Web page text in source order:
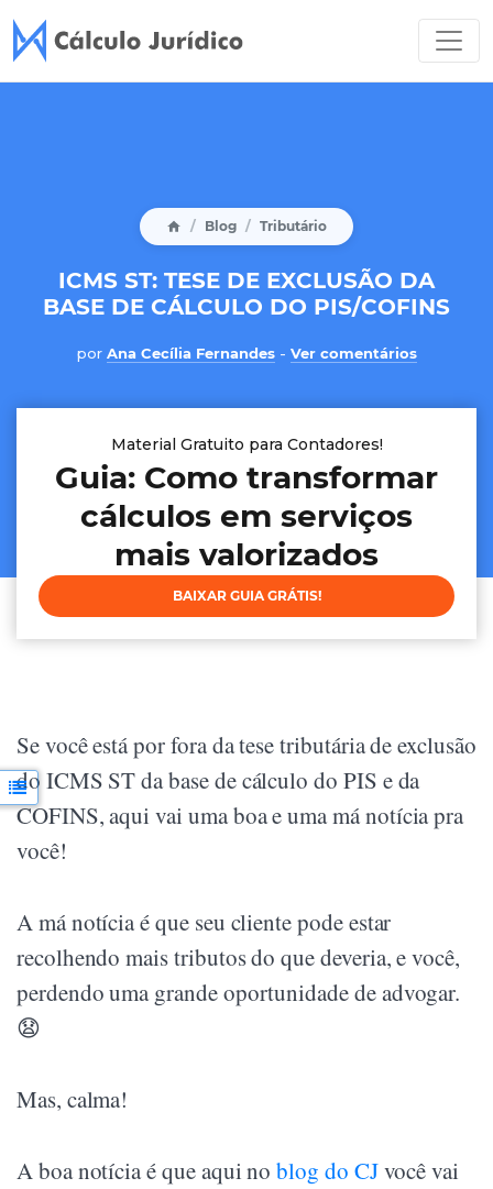
Blog Tributário
ICMS ST: TESE DE EXCLUSÃO DA
BASE DE CÁLCULO DO PIS/COFINS
por Ana Cecília Fernandes- Ver comentários
Material Gratuito para Contadores!
Guia: Como transformar
cálculos em serviços
mais valorizados
BAIXAR GUIA GRÁTIS!
Se você está por fora da tese tributária de exclusão
do ICMS ST da base de cálculo do PIS e da
COFINS, aqui vai uma boa e uma má notícia pra
você!
A má notícia é que seu cliente pode estar
recolhendo mais tributos do que deveria, e você,
perdendo uma grande oportunidade de advogar.
😧
Mas, calma!
A boa notícia é que aqui noblog do CJvocê vai